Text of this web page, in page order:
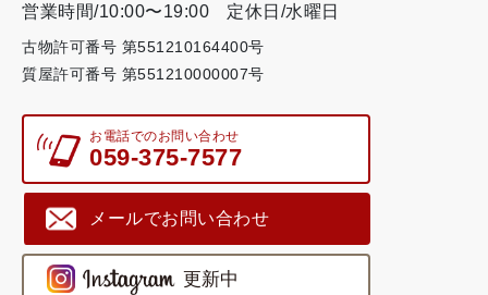
営業時間/10:00〜19:00
定休日/水曜日
古物許可番号 第551210164400号
質屋許可番号 第551210000007号
お電話でのお問い合わせ
059-375-7577
メールでお問い合わせ